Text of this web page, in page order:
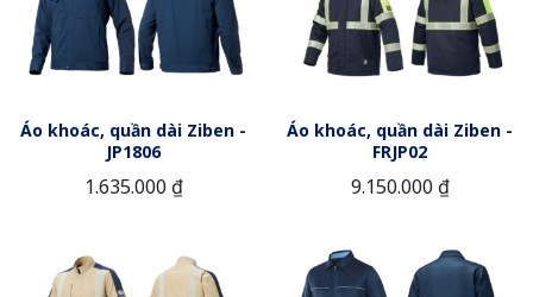
Áo khoác, quần dài Ziben -
JP1806
1.635.000 ₫
Áo khoác, quần dài Ziben -
FRJP02
9.150.000 ₫